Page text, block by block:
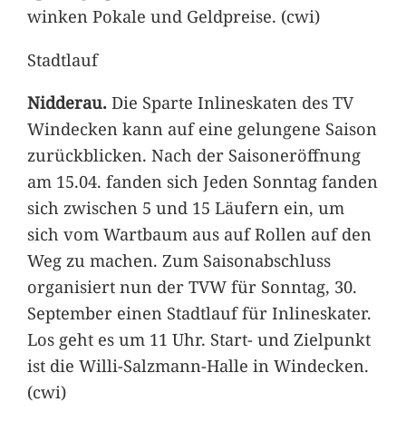
winken Pokale und Geldpreise. (cwi)
Stadtlauf
Nidderau.Die Sparte Inlineskaten des TV
Windecken kann auf eine gelungene Saison
zurückblicken. Nach der Saisoneröffnung
am 15.04. fanden sich Jeden Sonntag fanden
sich zwischen 5 und 15 Läufern ein, um
sich vom Wartbaum aus auf Rollen auf den
Weg zu machen. Zum Saisonabschluss
organisiert nun der TVW für Sonntag, 30.
September einen Stadtlauf für Inlineskater.
Los geht es um 11 Uhr. Start- und Zielpunkt
ist die Willi-Salzmann-Halle in Windecken.
(cwi)